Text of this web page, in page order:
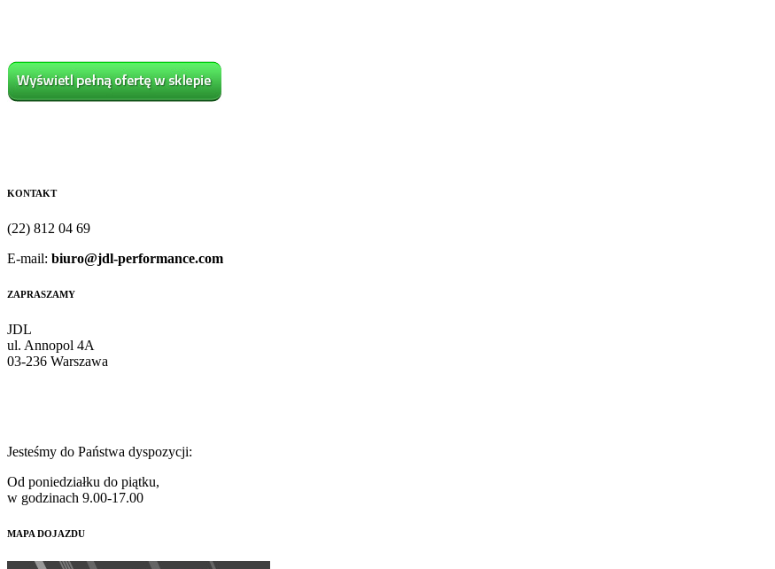
KONTAKT
(22) 812 04 69
E-mail: biuro@jdl-performance.com
ZAPRASZAMY
JDL
ul. Annopol 4A
03-236 Warszawa
Jesteśmy do Państwa dyspozycji:
Od poniedziałku do piątku,
w godzinach 9.00-17.00
MAPA DOJAZDU